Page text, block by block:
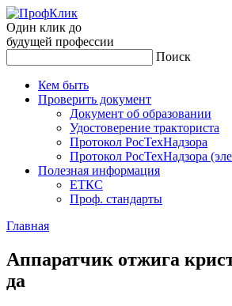
Один клик до
будущей профессии
Поиск
Кем быть
Проверить документ
Документ об образовании
Удостоверение тракториста
Протокол РосТехНадзора
Протокол РосТехНадзора
Полезная информация
ЕТКС
Проф. стандарты
Главная
Ап­па­рат­чик от­жи­га
да